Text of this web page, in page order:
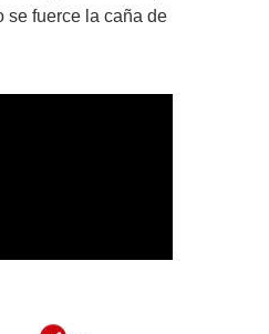
se fuerce la caña de